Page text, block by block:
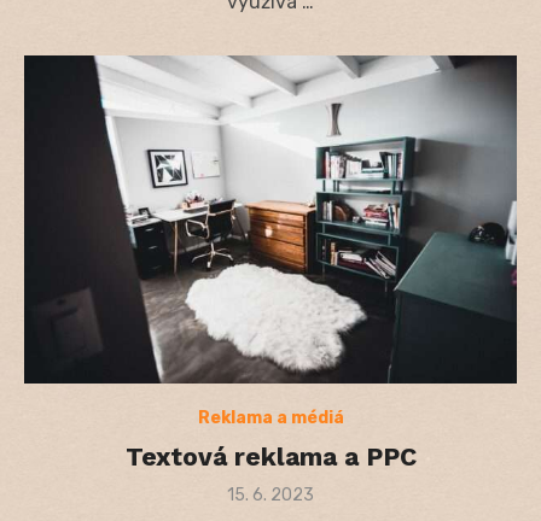
Reklama a médiá
Textová reklama a PPC
Posted
15. 6. 2023